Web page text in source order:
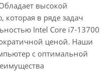
высокой
в ряде задач
Intel Core i7-13700
ценой. Наши
с оптимальной